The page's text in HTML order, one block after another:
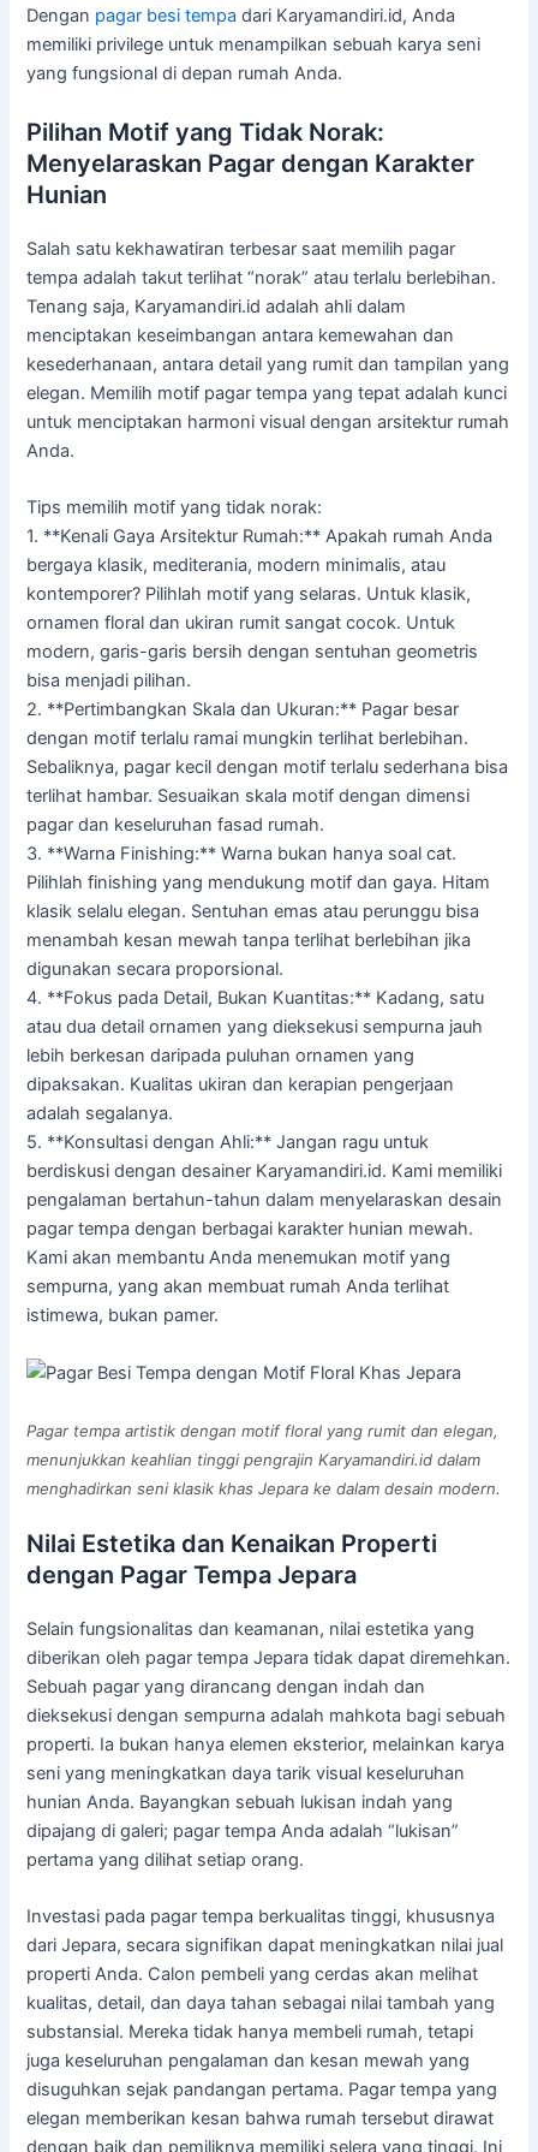
Dengan pagar besi tempa dari Karyamandiri.id, Anda
memiliki privilege untuk menampilkan sebuah karya seni
yang fungsional di depan rumah Anda.
Pilihan Motif yang Tidak Norak:
Menyelaraskan Pagar dengan Karakter
Hunian
Salah satu kekhawatiran terbesar saat memilih pagar
tempa adalah takut terlihat “norak” atau terlalu berlebihan.
Tenang saja, Karyamandiri.id adalah ahli dalam
menciptakan keseimbangan antara kemewahan dan
kesederhanaan, antara detail yang rumit dan tampilan yang
elegan. Memilih motif pagar tempa yang tepat adalah kunci
untuk menciptakan harmoni visual dengan arsitektur rumah
Anda.
Tips memilih motif yang tidak norak:
1. **Kenali Gaya Arsitektur Rumah:** Apakah rumah Anda
bergaya klasik, mediterania, modern minimalis, atau
kontemporer? Pilihlah motif yang selaras. Untuk klasik,
ornamen floral dan ukiran rumit sangat cocok. Untuk
modern, garis-garis bersih dengan sentuhan geometris
bisa menjadi pilihan.
2. **Pertimbangkan Skala dan Ukuran:** Pagar besar
dengan motif terlalu ramai mungkin terlihat berlebihan.
Sebaliknya, pagar kecil dengan motif terlalu sederhana bisa
terlihat hambar. Sesuaikan skala motif dengan dimensi
pagar dan keseluruhan fasad rumah.
3. **Warna Finishing:** Warna bukan hanya soal cat.
Pilihlah finishing yang mendukung motif dan gaya. Hitam
klasik selalu elegan. Sentuhan emas atau perunggu bisa
menambah kesan mewah tanpa terlihat berlebihan jika
digunakan secara proporsional.
4. **Fokus pada Detail, Bukan Kuantitas:** Kadang, satu
atau dua detail ornamen yang dieksekusi sempurna jauh
lebih berkesan daripada puluhan ornamen yang
dipaksakan. Kualitas ukiran dan kerapian pengerjaan
adalah segalanya.
5. **Konsultasi dengan Ahli:** Jangan ragu untuk
berdiskusi dengan desainer Karyamandiri.id. Kami memiliki
pengalaman bertahun-tahun dalam menyelaraskan desain
pagar tempa dengan berbagai karakter hunian mewah.
Kami akan membantu Anda menemukan motif yang
sempurna, yang akan membuat rumah Anda terlihat
istimewa, bukan pamer.
Pagar tempa artistik dengan motif floral yang rumit dan elegan,
menunjukkan keahlian tinggi pengrajin Karyamandiri.id dalam
menghadirkan seni klasik khas Jepara ke dalam desain modern.
Nilai Estetika dan Kenaikan Properti
dengan Pagar Tempa Jepara
Selain fungsionalitas dan keamanan, nilai estetika yang
diberikan oleh pagar tempa Jepara tidak dapat diremehkan.
Sebuah pagar yang dirancang dengan indah dan
dieksekusi dengan sempurna adalah mahkota bagi sebuah
properti. Ia bukan hanya elemen eksterior, melainkan karya
seni yang meningkatkan daya tarik visual keseluruhan
hunian Anda. Bayangkan sebuah lukisan indah yang
dipajang di galeri; pagar tempa Anda adalah “lukisan”
pertama yang dilihat setiap orang.
Investasi pada pagar tempa berkualitas tinggi, khususnya
dari Jepara, secara signifikan dapat meningkatkan nilai jual
properti Anda. Calon pembeli yang cerdas akan melihat
kualitas, detail, dan daya tahan sebagai nilai tambah yang
substansial. Mereka tidak hanya membeli rumah, tetapi
juga keseluruhan pengalaman dan kesan mewah yang
disuguhkan sejak pandangan pertama. Pagar tempa yang
elegan memberikan kesan bahwa rumah tersebut dirawat
dengan baik dan pemiliknya memiliki selera yang tinggi. Ini